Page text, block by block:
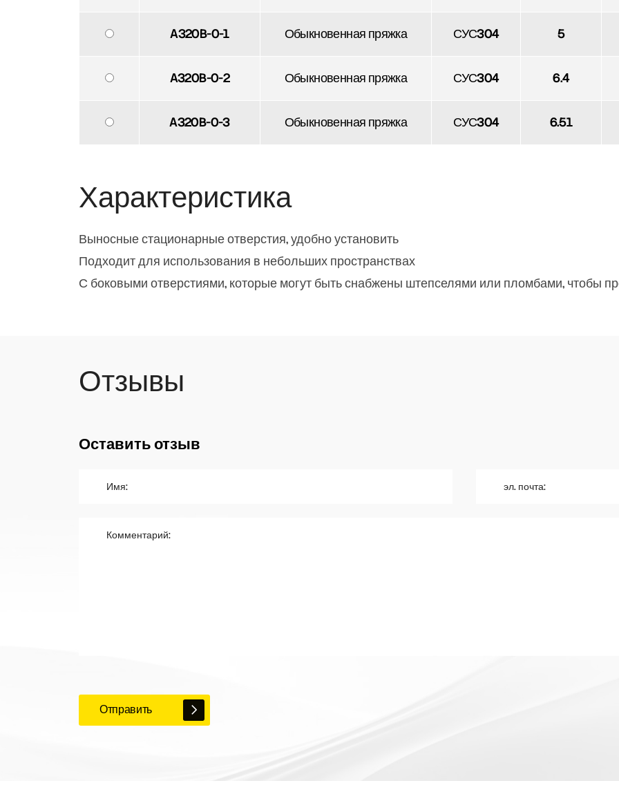
A320B-0-1 Обыкновенная пряжка СУС304 5
A320B-0-2 Обыкновенная пряжка СУС304 6.4
A320B-0-3 Обыкновенная пряжка СУС304 6.51
Характеристика
Выносные стационарные отверстия, удобно установить
Подходит для использования в небольших пространствах
С боковыми отверстиями, которые могут быть снабжены штепселями или пломбами, чтобы
Отзывы
Оставить отзыв
Отправить